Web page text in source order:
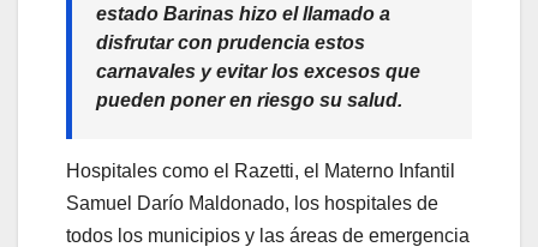
estado Barinas hizo el llamado a
disfrutar con prudencia estos
carnavales y evitar los excesos que
pueden poner en riesgo su salud.
Hospitales como el Razetti, el Materno Infantil
Samuel Darío Maldonado, los hospitales de
todos los municipios y las áreas de emergencia